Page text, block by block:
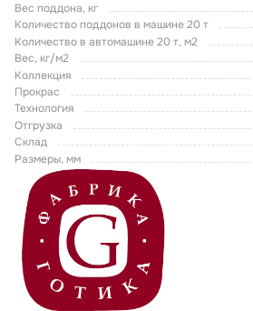
Вес поддона, кг
Количество поддонов в машине 20 т
Количество в автомашине 20 т, м2
Вес, кг/м2
Коллекция
Прокрас
Технология
Отгрузка
Склад
Размеры, мм